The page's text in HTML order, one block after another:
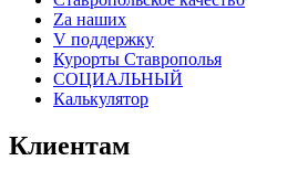
Za наших
V поддержку
Курорты Ставрополья
СОЦИАЛЬНЫЙ
Калькулятор
Клиентам